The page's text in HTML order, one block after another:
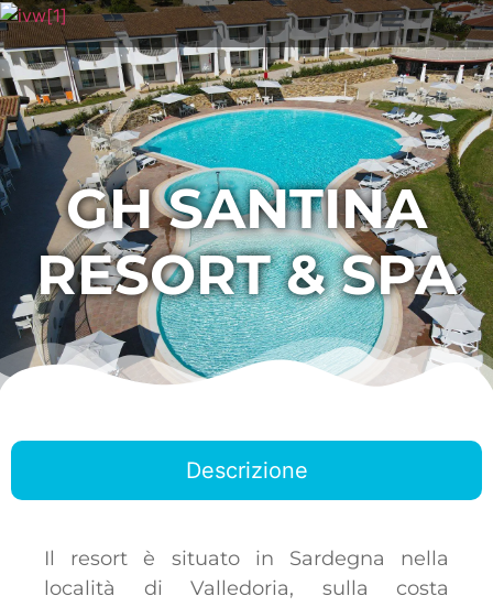
GH SANTINA
RESORT & SPA
Descrizione
Il resort è situato in Sardegna nella
località di Valledoria, sulla costa